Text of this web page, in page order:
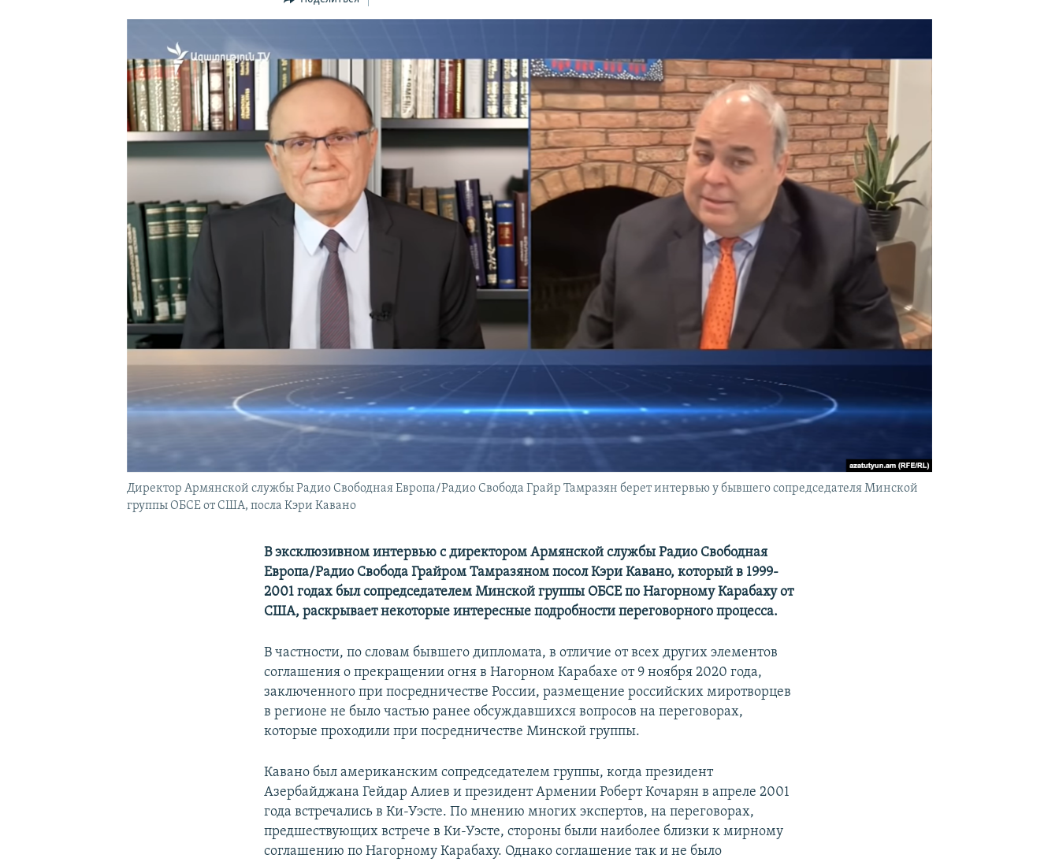
Директор Армянской службы Радио Свободная Европа/Радио Свобода Грайр Тамразян берет интервью у бывшего сопредседателя Минской
группы ОБСЕ от США, посла Кэри Кавано
В эксклюзивном интервью с директором Армянской службы Радио Свободная
Европа/Радио Свобода Грайром Тамразяном посол Кэри Кавано, который в 1999-
2001 годах был сопредседателем Минской группы ОБСЕ по Нагорному Карабаху от
США, раскрывает некоторые интересные подробности переговорного процесса.
В частности, по словам бывшего дипломата, в отличие от всех других элементов
соглашения о прекращении огня в Нагорном Карабахе от 9 ноября 2020 года,
заключенного при посредничестве России, размещение российских миротворцев
в регионе не было частью ранее обсуждавшихся вопросов на переговорах,
которые проходили при посредничестве Минской группы.
Кавано был американским сопредседателем группы, когда президент
Азербайджана Гейдар Алиев и президент Армении Роберт Кочарян в апреле 2001
года встречались в Ки-Уэсте. По мнению многих экспертов, на переговорах,
предшествующих встрече в Ки-Уэсте, стороны были наиболее близки к мирному
соглашению по Нагорному Карабаху. Однако соглашение так и не было